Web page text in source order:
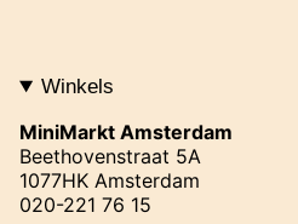
Winkels
MiniMarkt Amsterdam
Beethovenstraat 5A
1077HK Amsterdam
020-221 76 15